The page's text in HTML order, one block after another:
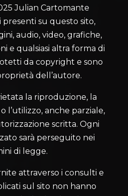
Julian Cartomante
su questo sito,
audio, video, grafiche,
e qualsiasi altra forma di
da copyright e sono
dell’autore.
la riproduzione, la
l’utilizzo, anche parziale,
scritta. Ogni
sarà perseguito nei
di legge.
attraverso i consulti e
sul sito non hanno